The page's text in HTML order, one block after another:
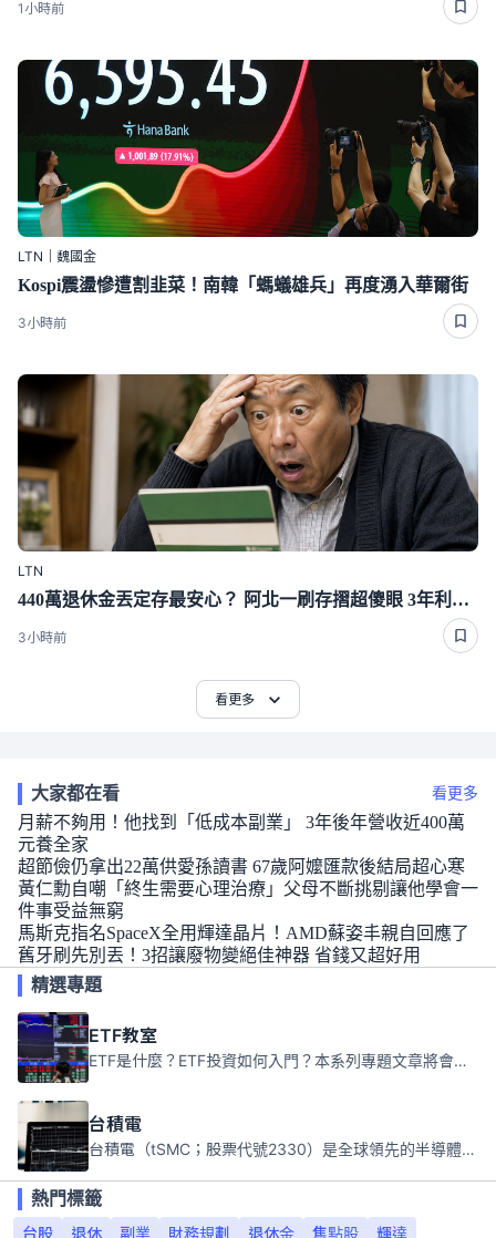
1小時前
LTN｜魏國金
Kospi震盪慘遭割韭菜！南韓「螞蟻雄兵」再度湧入華爾街
3小時前
LTN
440萬退休金丟定存最安心？ 阿北一刷存摺超傻眼 3年利息僅1千多
3小時前
看更多
大家都在看 看更多
月薪不夠用！他找到「低成本副業」 3年後年營收近400萬
元養全家
超節儉仍拿出22萬供愛孫讀書 67歲阿嬤匯款後結局超心寒
黃仁勳自嘲「終生需要心理治療」父母不斷挑剔讓他學會一
件事受益無窮
馬斯克指名SpaceX全用輝達晶片！AMD蘇姿丰親自回應了
舊牙刷先別丟！3招讓廢物變絕佳神器 省錢又超好用
精選專題
ETF教室
ETF是什麼？ETF投資如何入門？本系列專題文章將會告訴你新手必須知道的ETF基礎知識。
台積電
台積電（tSMC；股票代號2330）是全球領先的半導體代工公司，成立於1987年，總部位於台灣新竹。且已於美國、日本、德國及中國設廠，台積電是全球首家專業積體電路製造服務公司，也是全球最先進和最大規模的半導體代工廠。
熱門標籤
台股
退休 副業 財務規劃 退休金 焦點股 輝達